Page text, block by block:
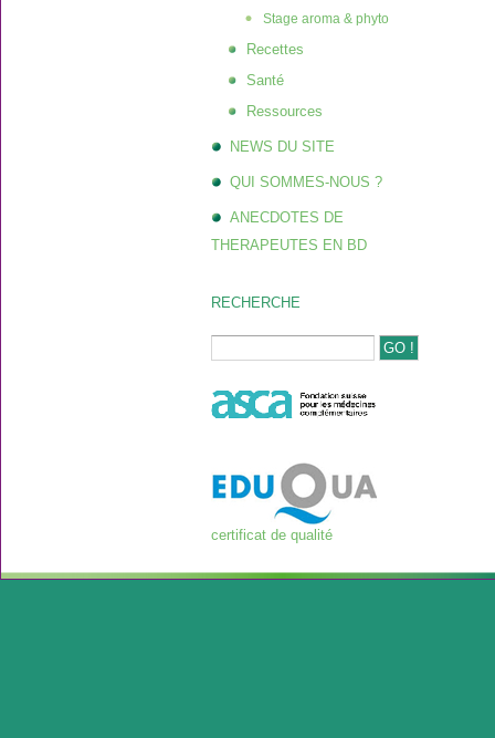
Stage aroma & phyto
Recettes
Santé
Ressources
NEWS DU SITE
QUI SOMMES-NOUS ?
ANECDOTES DE
THERAPEUTES EN BD
RECHERCHE
certificat de qualité